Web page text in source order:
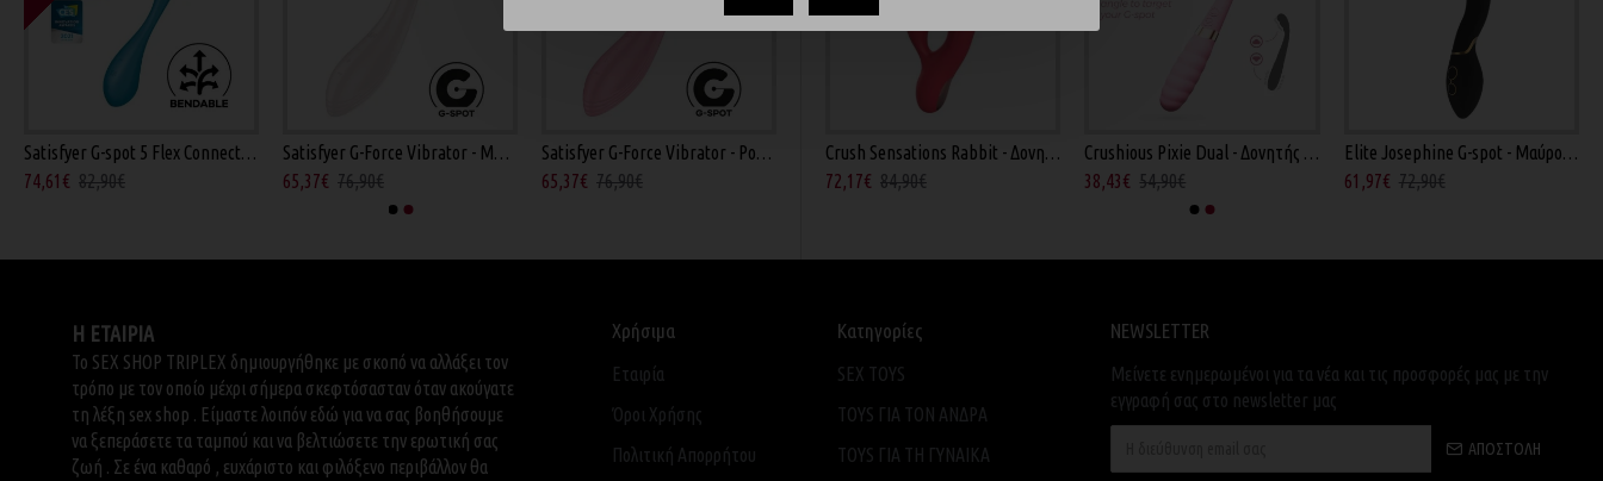
Satisfyer G-spot 5 Flex Connect App - Μπλε
74,61€ 82,90€
Satisfyer G-Force Vibrator - Μπεζ 19εκ
65,37€ 76,90€
Satisfyer G-Force Vibrator - Ροζ 19εκ
65,37€ 76,90€
76,42€ 89,90€
24,57€ 28,90€
24,57€ 28,90€
Crush Sensations Rabbit - Δονητής Κόκκινος 13.5εκ
72,17€ 84,90€
Crushious Pixie Dual - Δονητής G-Spot Ροζ 20εκ
38,43€ 54,90€
Elite Josephine G-spot - Μαύρος 20εκ
61,97€ 72,90€
Η ΕΤΑΙΡΙΑ
Το SEX SHOP TRIPLEX δημιουργήθηκε με σκοπό να αλλάξει τον
τρόπο με τον οποίο μέχρι σήμερα σκεφτόσασταν όταν ακούγατε
τη λέξη sex shop . Είμαστε λοιπόν εδώ για να σας βοηθήσουμε
να ξεπεράσετε τα ταμπού και να βελτιώσετε την ερωτική σας
ζωή . Σε ένα καθαρό , ευχάριστο και φιλόξενο περιβάλλον θα
Χρήσιμα
Εταιρία
Όροι Χρήσης
Πολιτική Απορρήτου
Κατηγορίες
SEX TOYS
TOYS ΓΙΑ ΤΟΝ ΑΝΔΡΑ
TOYS ΓΙΑ ΤH ΓΥΝΑΙΚΑ
NEWSLETTER
Μείνετε ενημερωμένοι για τα νέα και τις προσφορές μας με την
εγγραφή σας στο newsletter μας
ΑΠΟΣΤΟΛΉ